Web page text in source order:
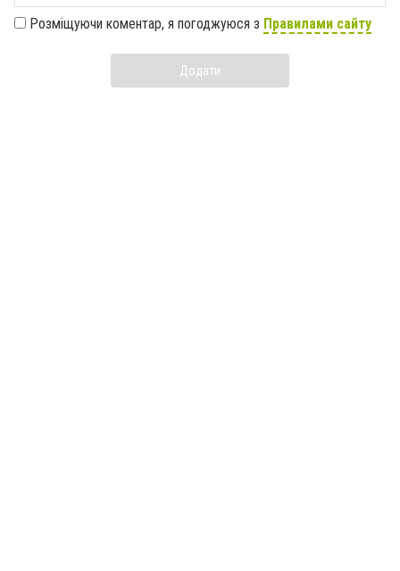
Розміщуючи коментар, я погоджуюся з Правилами сайту
Додати